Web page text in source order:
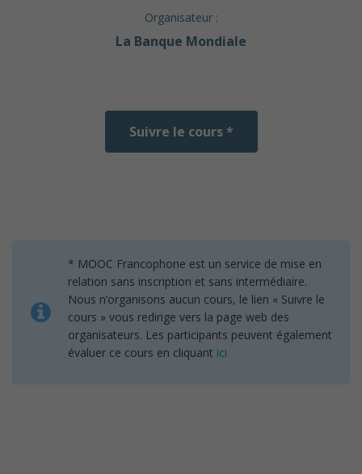
Organisateur :
La Banque Mondiale
Suivre le cours *
* MOOC Francophone est un service de mise en
relation sans inscription et sans intermédiaire.
Nous n’organisons aucun cours, le lien « Suivre le
cours » vous redirige vers la page web des
organisateurs. Les participants peuvent également
évaluer ce cours en cliquant ici